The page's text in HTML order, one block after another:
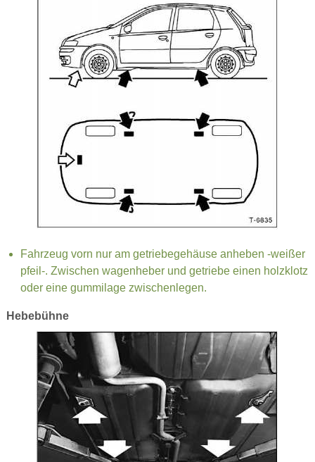
Fahrzeug vorn nur am getriebegehäuse anheben -weißer
pfeil-. Zwischen wagenheber und getriebe einen holzklotz
oder eine gummilage zwischenlegen.
Hebebühne